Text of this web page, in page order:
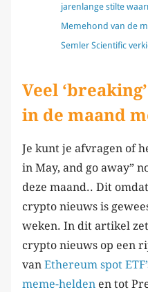
jarenlange stilte
Memehond van de
Semler Scientific
Veel
in de maand
Je kunt je afvragen of
in May, and go away”
deze maand.. Dit
crypto nieuws is
weken. In dit artikel
crypto nieuws op een
van Ethereum spot
meme-helden en tot